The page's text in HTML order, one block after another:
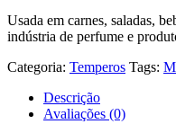
Usada em carnes, saladas,
indústria de perfume e
Categoria: Temperos Tags:
Descrição
Avaliações (0)